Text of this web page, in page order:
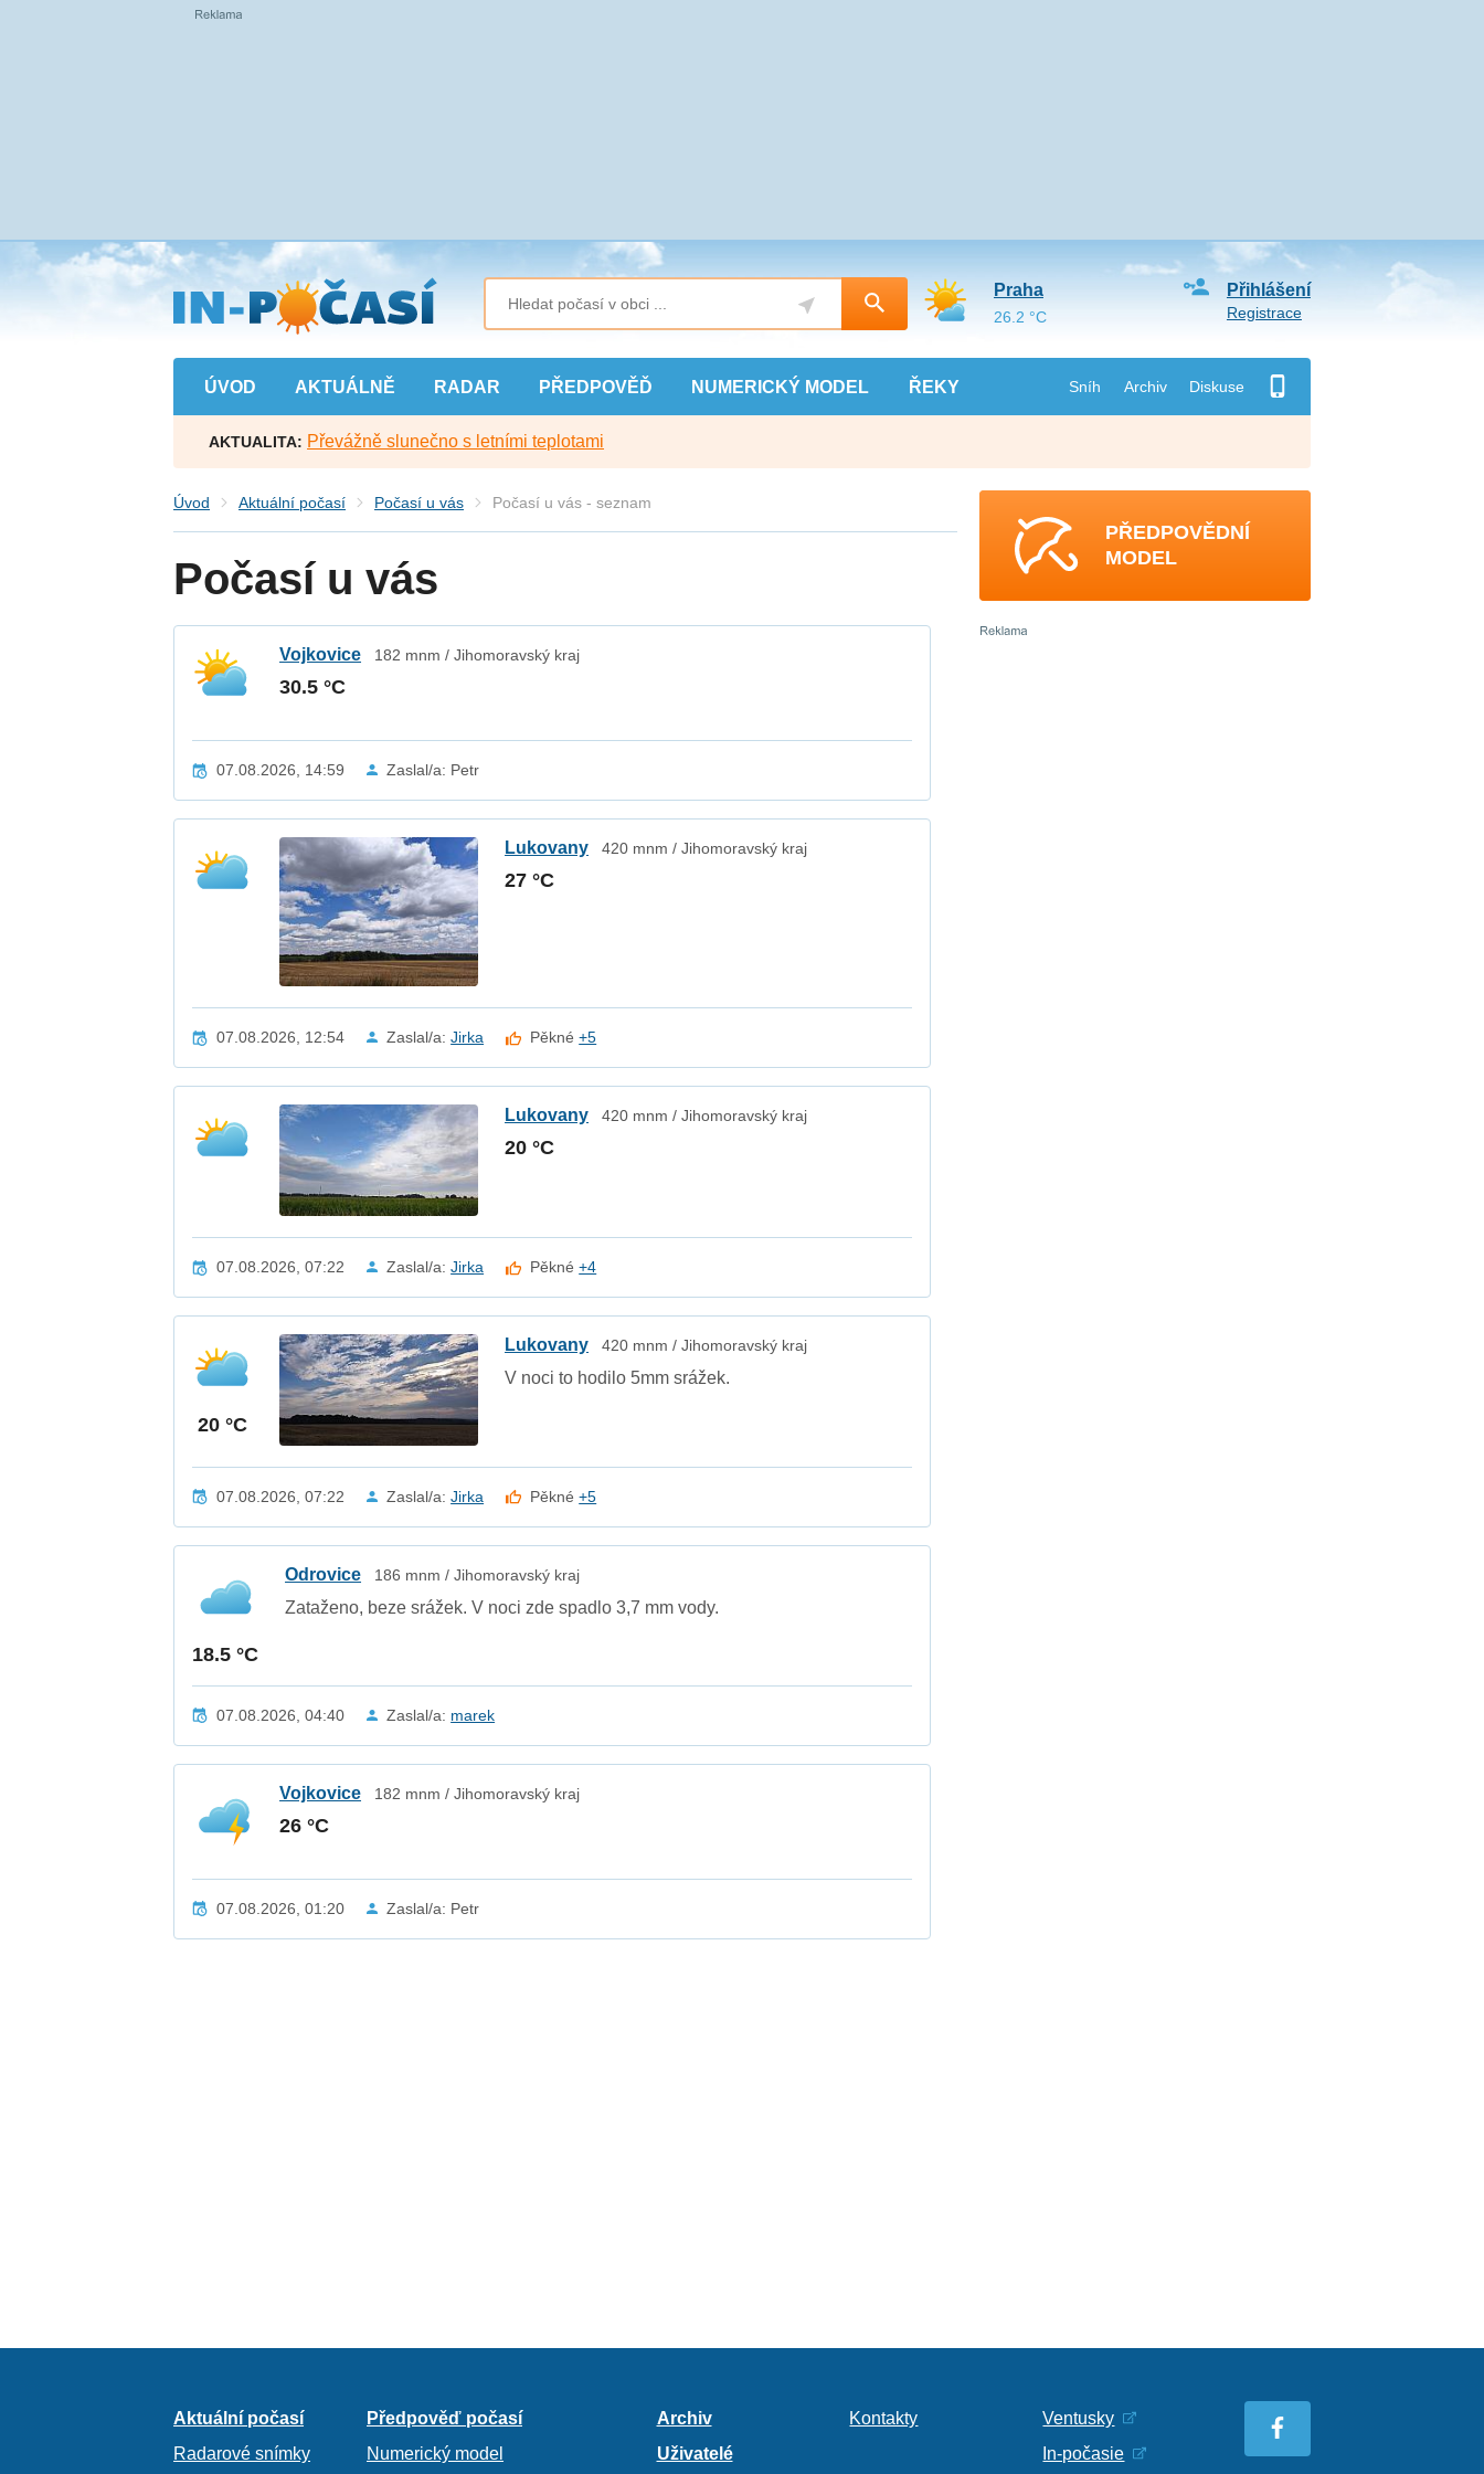
Přejít
na
hlavní
obsah
ÚVOD AKTUÁLNĚ RADAR PŘEDPOVĚĎ NUMERICKÝ MODEL ŘEKY Sníh Archiv Diskuse
Přihlášení
Registrace
Praha
26.2 °C
AKTUALITA: Převážně slunečno s letními teplotami
Úvod Aktuální počasí Počasí u vás Počasí u vás - seznam
Počasí u vás
Vojkovice 182 mnm / Jihomoravský kraj
30.5 °C
07.08.2026, 14:59 Zaslal/a: Petr
Lukovany 420 mnm / Jihomoravský kraj
27 °C
07.08.2026, 12:54 Zaslal/a:Jirka Pěkné+5
Lukovany 420 mnm / Jihomoravský kraj
20 °C
07.08.2026, 07:22 Zaslal/a:Jirka Pěkné+4
20 °C
Lukovany 420 mnm / Jihomoravský kraj
V noci to hodilo 5mm srážek.
07.08.2026, 07:22 Zaslal/a:Jirka Pěkné+5
18.5 °C
Odrovice 186 mnm / Jihomoravský kraj
Zataženo, beze srážek. V noci zde spadlo 3,7 mm vody.
07.08.2026, 04:40 Zaslal/a: marek
Vojkovice 182 mnm / Jihomoravský kraj
26 °C
07.08.2026, 01:20 Zaslal/a: Petr
PŘEDPOVĚDNÍ
MODEL
Aktuální počasí
Radarové snímky
Předpověď počasí
Numerický model
Archiv
Uživatelé
Kontakty
Ventusky
In-počasie